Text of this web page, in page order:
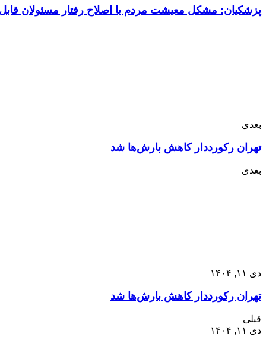
پزشکیان: مشکل معیشت مردم با اصلاح رفتار مسئولان
بعدی
تهران رکورددار کاهش بارش‌ها شد
بعدی
دی ۱۱, ۱۴۰۴
تهران رکورددار کاهش بارش‌ها شد
قبلی
دی ۱۱, ۱۴۰۴